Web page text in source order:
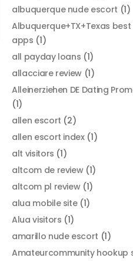
albuquerque nude escort (1)
Albuquerque+TX+Texas
apps (1)
all payday loans (1)
allacciare review (1)
Alleinerziehen DE Dating
(1)
allen escort (2)
allen escort index(1)
alt visitors (1)
altcom de review(1)
altcom pl review(1)
alua mobile site(1)
Alua visitors (1)
amarillo nude escort (1)
Amateurcommunity hookup